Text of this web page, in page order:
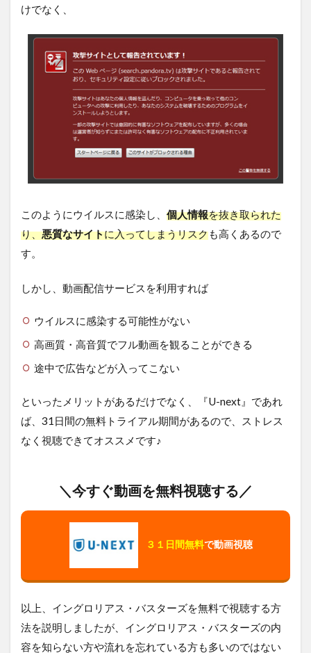
けでなく、
このようにウイルスに感染し、 個人情報を抜き取られた
り、悪質なサイトに入ってしまうリスクも高くあるので
す。
しかし、動画配信サービスを利用すれば
ウイルスに感染する可能性がない
高画質・高音質でフル動画を観ることができる
途中で広告などが入ってこない
といったメリットがあるだけでなく、『U-next』であれ
ば、31日間の無料トライアル期間があるので、ストレス
なく視聴できてオススメです♪
＼今すぐ動画を無料視聴する／
３１日間無料で動画視聴
以上、イングロリアス・バスターズを無料で視聴する方
法を説明しましたが、イングロリアス・バスターズの内
容を知らない方や流れを忘れている方も多いのではない